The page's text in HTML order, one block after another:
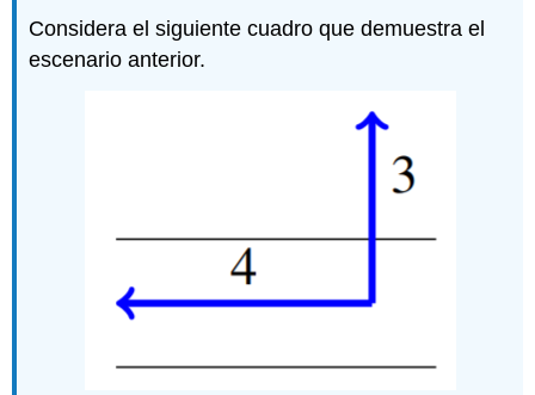
Considera el siguiente cuadro que demuestra el
escenario anterior.